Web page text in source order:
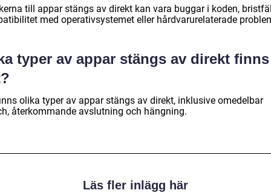
till appar stängs av direkt kan vara buggar i koden,
med operativsystemet eller hårdvarurelaterade
typer av appar stängs av direkt finns
olika typer av appar stängs av direkt, inklusive omedelbar
återkommande avslutning och hängning.
Läs fler inlägg här